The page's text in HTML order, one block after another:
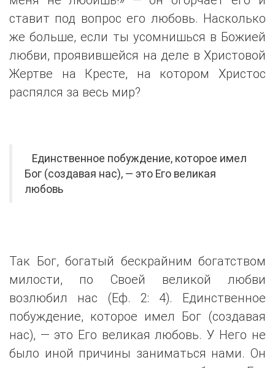
ставит под вопрос его любовь. Насколько
же больше, если ты усомнишься в Божией
любви, проявившейся на деле в Христовой
Жертве на Кресте, на котором Христос
распялся за весь мир?
Единственное побуждение, которое имел
Бог (создавая нас), — это Его великая
любовь
Так Бог, богатый бескрайним богатством
милости, по Своей великой любви
возлюбил нас (Еф. 2: 4). Единственное
побуждение, которое имел Бог (создавая
нас), — это Его великая любовь. У Него не
было иной причины заниматься нами. Он